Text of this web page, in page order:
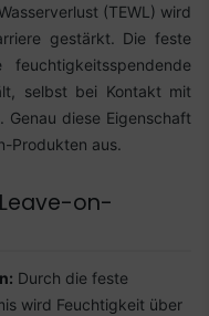
(TEWL) wird
gestärkt. Die feste
selbst bei Kontakt mit
Genau diese Eigenschaft
Produkten aus.
on-
Durch die feste
wird Feuchtigkeit über